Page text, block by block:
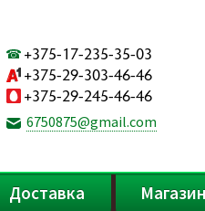
+375-17-235-35-03
+375-29-303-46-46
+375-29-245-46-46
6750875@gmail.com
Доставка